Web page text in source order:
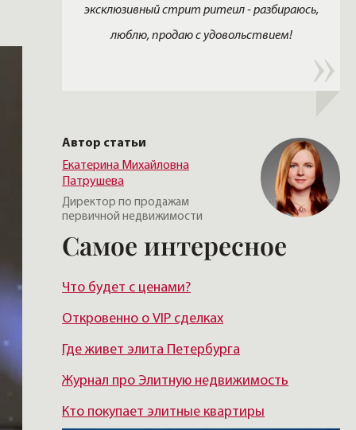
эксклюзивный стрит ритеил - разбираюсь,
люблю, продаю с удовольствием!
Автор статьи
Екатерина Михайловна
Патрушева
Директор по продажам
первичной недвижимости
Самое интересное
Что будет с ценами?
Откровенно о VIP сделках
Где живет элита Петербурга
Журнал про Элитную недвижимость
Кто покупает элитные квартиры